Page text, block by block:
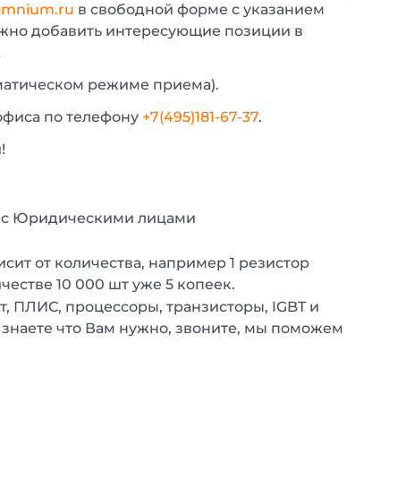
в свободной форме с указанием
добавить интересующие позиции в
режиме приема).
по телефону +7(495)181-67-37.
Юридическими лицами
от количества, например 1 резистор
10 000 шт уже 5 копеек.
ПЛИС, процессоры, транзисторы, IGBT и
что Вам нужно, звоните, мы поможем